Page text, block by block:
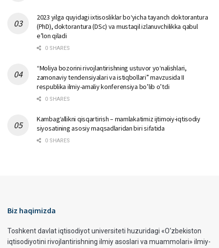
2023 yilga quyidagi ixtisosliklar bо‘yicha tayanch doktorantura
(PhD), doktorantura (DSc) va mustaqil izlanuvchilikka qabul
e’lon qiladi
0 SHARES
“Moliya bozorini rivojlantirishning ustuvor yo‘nalishlari,
zamonaviy tendensiyalari va istiqbollari” mavzusida II
respublika ilmiy-amaliy konferensiya bo’lib o’tdi
0 SHARES
Kambag‘allikni qisqartirish – mamlakatimiz ijtimoiy-iqtisodiy
siyosatining asosiy maqsadlaridan biri sifatida
0 SHARES
Biz haqimizda
Toshkent davlat iqtisodiyot universiteti huzuridagi «O‘zbekiston
iqtisodiyotini rivojlantirishning ilmiy asoslari va muammolari» ilmiy-